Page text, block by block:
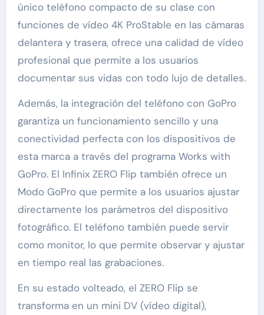
único teléfono compacto de su clase con
funciones de vídeo 4K ProStable en las cámaras
delantera y trasera, ofrece una calidad de vídeo
profesional que permite a los usuarios
documentar sus vidas con todo lujo de detalles.
Además, la integración del teléfono con GoPro
garantiza un funcionamiento sencillo y una
conectividad perfecta con los dispositivos de
esta marca a través del programa Works with
GoPro. El Infinix ZERO Flip también ofrece un
Modo GoPro que permite a los usuarios ajustar
directamente los parámetros del dispositivo
fotográfico. El teléfono también puede servir
como monitor, lo que permite observar y ajustar
en tiempo real las grabaciones.
En su estado volteado, el ZERO Flip se
transforma en un mini DV (vídeo digital),